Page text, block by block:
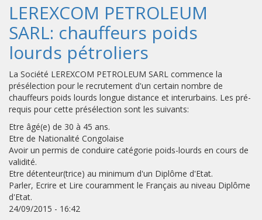
LEREXCOM PETROLEUM
SARL: chauffeurs poids
lourds pétroliers
La Société LEREXCOM PETROLEUM SARL commence la
présélection pour le recrutement d'un certain nombre de
chauffeurs poids lourds longue distance et interurbains. Les pré-
requis pour cette présélection sont les suivants:
Etre âgé(e) de 30 à 45 ans.
Etre de Nationalité Congolaise
Avoir un permis de conduire catégorie poids-lourds en cours de
validité.
Etre détenteur(trice) au minimum d'un Diplôme d'Etat.
Parler, Ecrire et Lire couramment le Français au niveau Diplôme
d'Etat.
24/09/2015 - 16:42